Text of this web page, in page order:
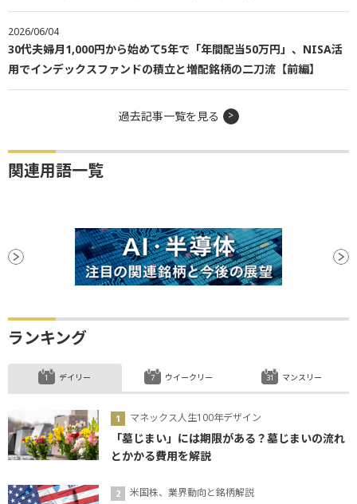
2026/06/04
30代夫婦月1,000円から始めて5年で「年間配当50万円」、NISA活
用でインデックスファンドの積立と増配銘柄の二刀流【前編】
過去記事一覧を見る
関連用語一覧
ランキング
デイリー
マネックス人生100年デザイン
「墓じまい」には期限がある？墓じまいの流れ
とかかる費用を解説
米国株、業界動向と銘柄解説
ウイークリー マンスリー